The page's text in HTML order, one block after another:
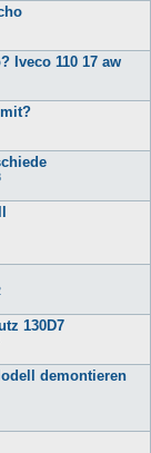
Iveco 110 17 aw
130D7
demontieren